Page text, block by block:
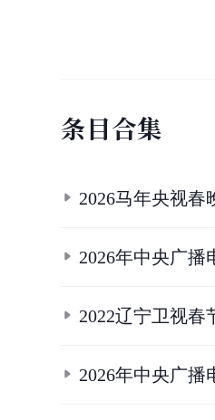
条目合集
2026马年央视春
2026年中央广
2022辽宁卫视
2026年中央广